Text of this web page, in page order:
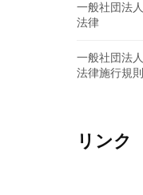
一般社団法
法律
一般社団法
法律施行規則
リンク